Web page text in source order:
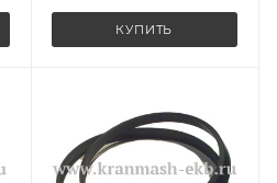
КУПИТЬ